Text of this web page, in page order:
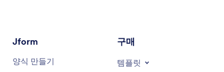
승인 자동화:
승인을 자동화하고, 진행 상황을 추적
화이트 라벨 맞춤설정:
기업 사용자는 회사의 정체
Jform
가입
구매
템플릿